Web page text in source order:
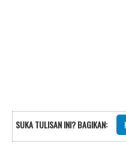
SUKA TULISAN INI? BAGIKAN: